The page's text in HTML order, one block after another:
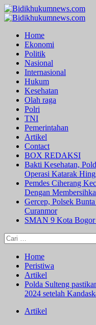
Skip
to
Primary
Home
Ekonomi
Politik
Nasional
Internasional
Hukum
Kesehatan
Olah raga
Polri
TNI
Pemerintahan
Artikel
Contact
BOX REDAKSI
Bakti Kesehatan,
Operasi Katarak
Pemdes Ciherang
Dengan
Gercep, Polsek
Curanmor
SMAN 9 Kota
Cari
untuk:
Home
Peristiwa
Artikel
Polda Sulteng
2024 setelah
Artikel